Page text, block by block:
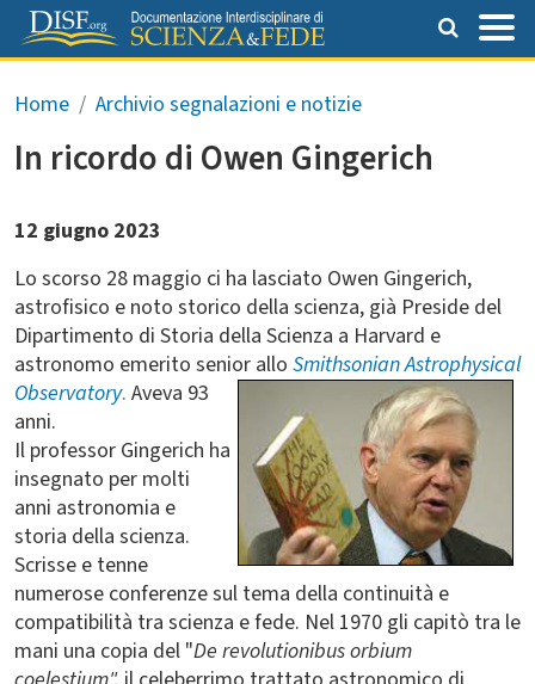
Salta al contenuto principale
Briciole di pane
Home Archivio segnalazioni e notizie
In ricordo di Owen Gingerich
12 giugno 2023
Lo scorso 28 maggio ci ha lasciato Owen Gingerich,
astrofisico e noto storico della scienza, già Preside del
Dipartimento di Storia della Scienza a Harvard e
astronomo emerito senior allo Smithsonian Astrophysical
Observatory. Aveva 93
anni.
Il professor Gingerich ha
insegnato per molti
anni astronomia e
storia della scienza.
Scrisse e tenne
numerose conferenze sul tema della continuità e
compatibilità tra scienza e fede. Nel 1970 gli capitò tra le
mani una copia del "De revolutionibus orbium